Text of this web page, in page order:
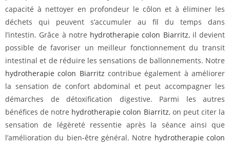
capacité à nettoyer en profondeur le côlon et à éliminer les
déchets qui peuvent s’accumuler au fil du temps dans
l’intestin. Grâce à notre hydrotherapie colon Biarritz, il devient
possible de favoriser un meilleur fonctionnement du transit
intestinal et de réduire les sensations de ballonnements. Notre
hydrotherapie colon Biarritz contribue également à améliorer
la sensation de confort abdominal et peut accompagner les
démarches de détoxification digestive. Parmi les autres
bénéfices de notre hydrotherapie colon Biarritz, on peut citer la
sensation de légèreté ressentie après la séance ainsi que
l’amélioration du bien-être général. Notre hydrotherapie colon